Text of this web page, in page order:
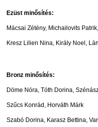
Ezüst minősítés:
Mácsai Zétény, Michailovits
Kresz Lilien Nina, Király Noel,
Bronz minősítés:
Döme Nóra, Tóth Dorina,
Szűcs Konrád, Horváth Márk
Szabó Dorina, Karasz Bettina,